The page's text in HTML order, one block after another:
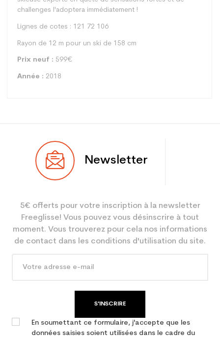
challenges l'adoptera immédiatement !
Lignes de cotes : 121 72 106
Rayon de 12 m pour un ski de 158 cm
Prix neuf : 599€
Année : 2018
Utilisateur Femme
Coloris Noir
En achetant d'occasion :
Economie CO² (en kg)
3.9
Newsletter
5€ offerts pour votre inscription à la newsletter
Freeglisse! Vous pouvez vous désinscrire à tout
moment. Vous trouverez pour cela nos informations
de contact dans les conditions d'utilisation du site.
S'INSCRIRE
En soumettant ce formulaire, j'accepte que les
données saisies soient utilisées dans le cadre du